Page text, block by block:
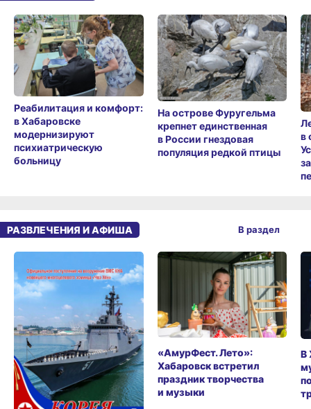
Реабилитация и комфорт:
в Хабаровске
модернизируют
психиатрическую
больницу
На острове Фуругельма
крепнет единственная
в России гнездовая
популяция редкой птицы
в
РАЗВЛЕЧЕНИЯ И АФИША
«АмурФест. Лето»:
Хабаровск встретил
праздник творчества
и музыки
В
В раздел